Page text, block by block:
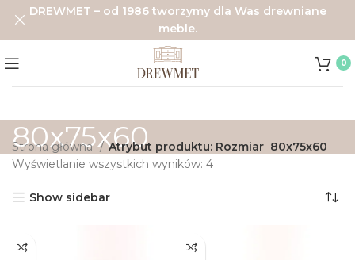
0
80x75x60
Strona główna Atrybut produktu: Rozmiar 80x75x60
Wyświetlanie wszystkich wyników: 4
Show sidebar
DREWMET – od 1986 tworzymy dla Was drewniane
meble.